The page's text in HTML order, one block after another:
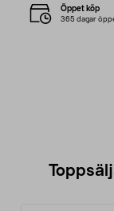
Öppet köp
365 dagar